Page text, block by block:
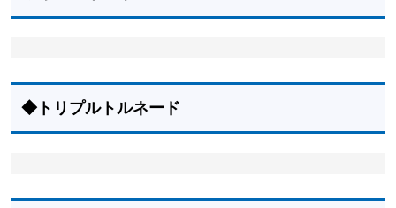
◆トリプルトルネード